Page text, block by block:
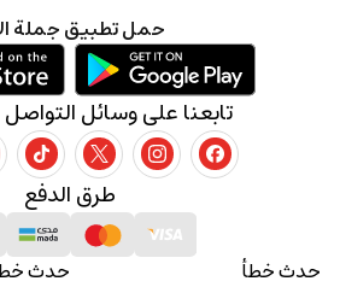
حدث خطأ حدث
طرق الدفع
تابعنا على وسائل
حمل تطبيق جملة